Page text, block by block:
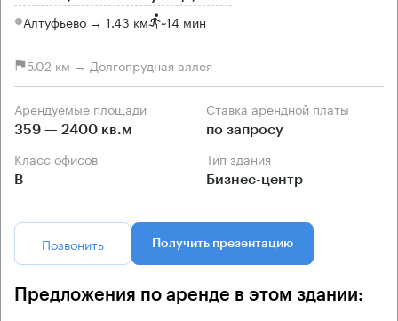
Алтуфьево → 1.43 км ~14 мин
5.02 км → Долгопрудная аллея
Арендуемые площади
359 — 2400 кв.м
Ставка арендной платы
по запросу
Класс офисов
B
Тип здания
Бизнес-центр
Позвонить Получить презентацию
Предложения по аренде в этом здании: